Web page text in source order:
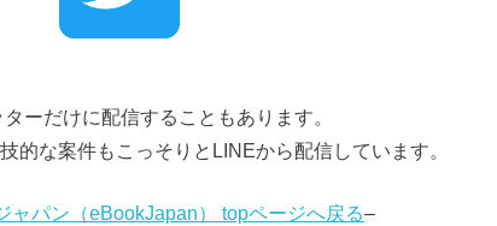
ーだけに配信することもあります。
的な案件もこっそりとLINEから配信しています。
ャパン（eBookJapan） topページへ戻る–